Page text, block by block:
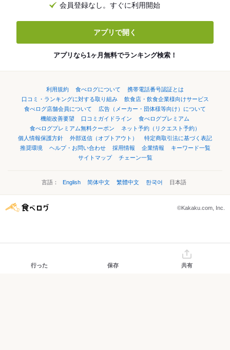
会員登録なし。すぐに利用開始
アプリで開く
アプリなら1ヶ月無料でランキング検索！
利用規約 食べログについて
携帯電話番号認証とは
口コミ・ランキングに対する取り組み
飲食店・飲食企業様向けサービス
食べログ店舗会員について
広告（メーカー・団体様等向け）について
機能改善要望
口コミガイドライン
食べログプレミアム
食べログプレミアム無料クーポン
ネット予約（リクエスト予約）
個人情報保護方針
外部送信（オプトアウト）
特定商取引法に基づく表記
推奨環境
ヘルプ・お問い合わせ 採用情報 企業情報
キーワード一覧
サイトマップ
チェーン一覧
言語： English 简体中文 繁體中文 한국어 日本語
©Kakaku.com, Inc.
行った 保存 共有